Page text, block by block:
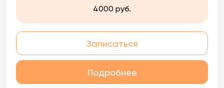
4000 руб.
Записаться
Подробнее